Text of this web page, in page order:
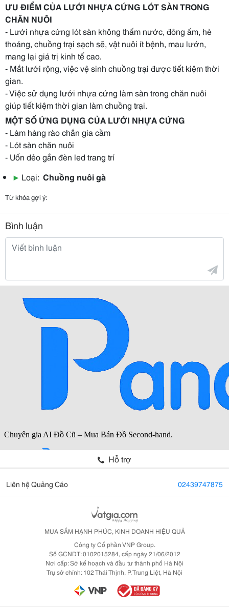
ƯU ĐIỂM CỦA LƯỚI NHỰA CỨNG LÓT SÀN TRONG
CHĂN NUÔI
- Lưới nhựa cứng lót sàn không thấm nước, đông ấm, hè
thoáng, chuồng trại sạch sẽ, vật nuôi ít bệnh, mau lướn,
mang lại giá trị kinh tế cao.
- Mắt lưới rộng, việc vệ sinh chuồng trại được tiết kiệm thời
gian.
- Việc sử dụng lưới nhựa cứng làm sàn trong chăn nuôi
giúp tiết kiệm thời gian làm chuồng trại.
MỘT SỐ ỨNG DỤNG CỦA LƯỚI NHỰA CỨNG
- Làm hàng rào chắn gia cầm
- Lót sàn chăn nuôi
- Uốn dẻo gắn đèn led trang trí
▶ Loại: Chuồng nuôi gà
Từ khóa gợi ý:
Bình luận
Hỗ trợ
Liên hệ Quảng Cáo 02439747875
MUA SẮM HẠNH PHÚC, KINH DOANH HIỆU QUẢ
Công ty Cổ phần VNP Group.
Số GCNDT: 0102015284, cấp ngày 21/06/2012
Nơi cấp: Sở kế hoạch và đầu tư thành phố Hà Nội
Trụ sở chính: 102 Thái Thịnh, P. Trung Liệt, Hà Nội